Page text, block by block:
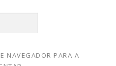
NAVEGADOR PARA A